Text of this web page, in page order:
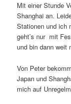
Mit einer Stunde
Shanghai an.
Stationen und ich
geht’s nur mit
und bin dann weit
Von Peter
Japan und
mich auf